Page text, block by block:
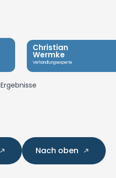
Christian
Wermke
Verhandlungsexperte
Ergebnisse
Nach oben